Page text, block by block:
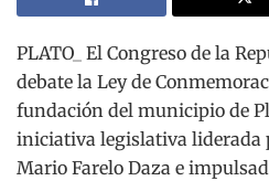
PLATO_ El Congreso de la
debate la Ley de
fundación del municipio de
iniciativa legislativa liderada
Mario Farelo Daza e